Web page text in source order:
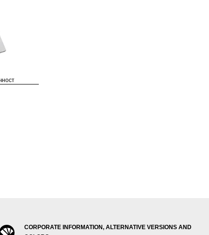
CORPORATE INFORMATION, ALTERNATIVE VERSIONS AND